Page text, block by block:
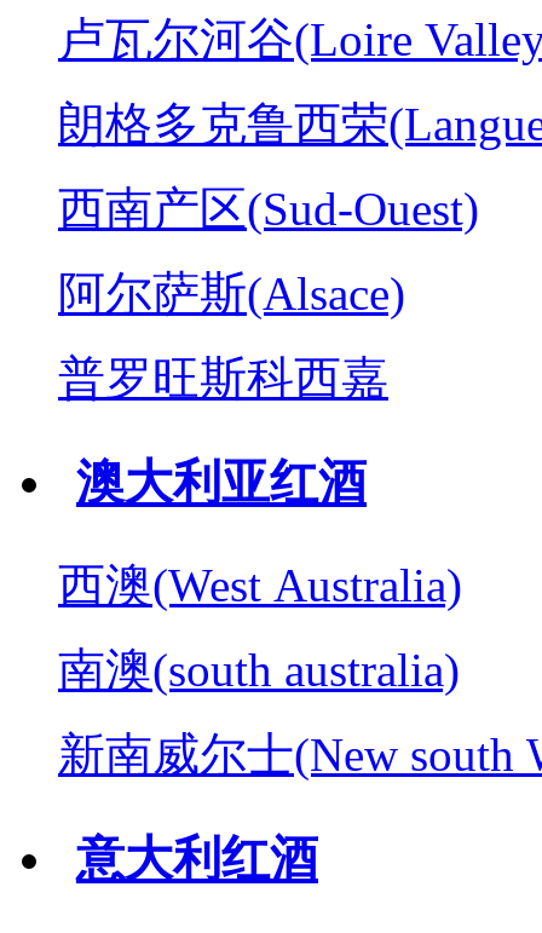
卢瓦尔河谷(Loire
朗格多克鲁西荣
西南产区(Sud-Ouest)
阿尔萨斯(Alsace)
普罗旺斯科西嘉
澳大利亚红酒
西澳(West Australia)
南澳(south australia)
新南威尔士(New south
意大利红酒